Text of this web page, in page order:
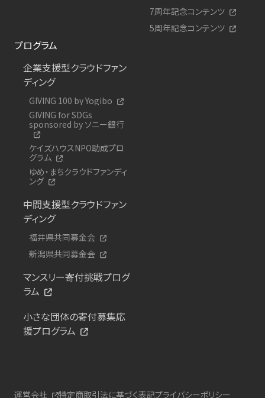
7周年記念コンテンツ
5周年記念コンテンツ
プログラム
企業支援型クラウドファン
ディング
GIVING 100 by Yogibo
GIVING for SDGs
sponsored by ソニー銀行
ケイズハウスNPO助成プロ
グラム
ゆめ・まちクラウドファンディ
ング
中間支援型クラウドファン
ディング
福井県共同募金会
新潟県共同募金会
マンスリー寄付挑戦プログ
ラム
小さな団体の寄付募集応
援プログラム
運営会社 特定商取引法に基づく表記プライバシーポリシー